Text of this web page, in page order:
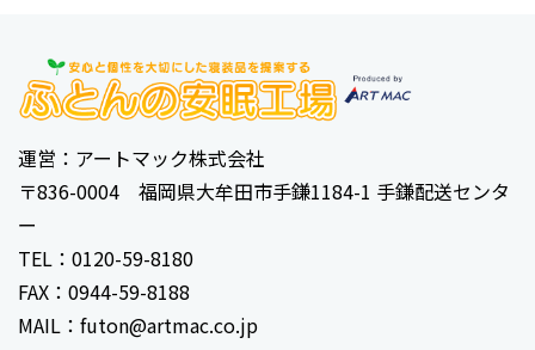
運営：アートマック株式会社
〒836-0004 福岡県大牟田市手鎌1184-1 手鎌配送センタ
ー
TEL：0120-59-8180
FAX：0944-59-8188
MAIL：futon@artmac.co.jp